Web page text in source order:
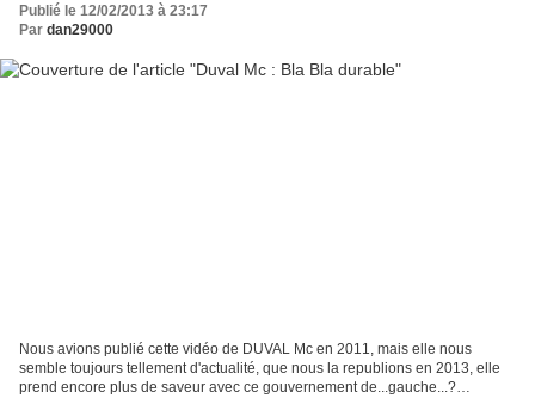
Publié le 12/02/2013 à 23:17
Par dan29000
Nous avions publié cette vidéo de DUVAL Mc en 2011, mais elle nous
semble toujours tellement d'actualité, que nous la republions en 2013, elle
prend encore plus de saveur avec ce gouvernement de...gauche...?